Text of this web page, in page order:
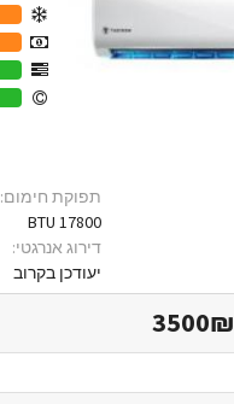
תפוקת חימום:
17800 BTU
דירוג אנרגטי:
יעודכן בקרוב
3500₪